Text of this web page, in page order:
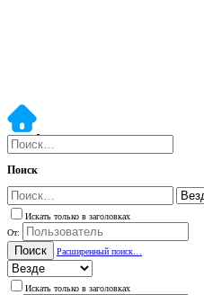
Поиск
Искать только в заголовках
От:
Поиск Расширенный поиск…
Искать только в заголовках